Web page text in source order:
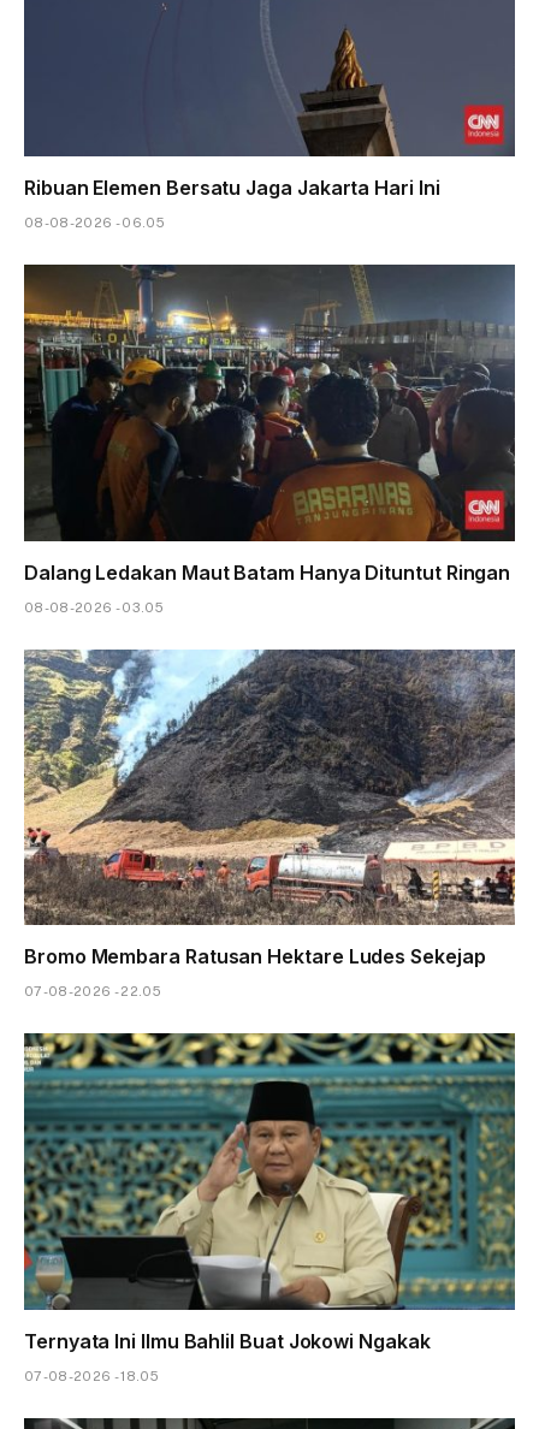
Ribuan Elemen Bersatu Jaga Jakarta Hari Ini
08-08-2026 - 06.05
Dalang Ledakan Maut Batam Hanya Dituntut Ringan
08-08-2026 - 03.05
Bromo Membara Ratusan Hektare Ludes Sekejap
07-08-2026 - 22.05
Ternyata Ini Ilmu Bahlil Buat Jokowi Ngakak
07-08-2026 - 18.05